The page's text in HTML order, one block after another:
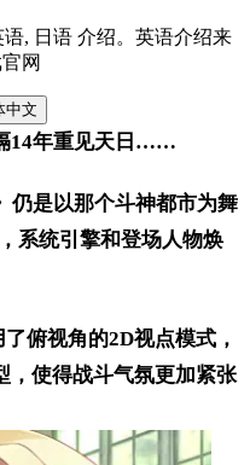
语, 日语 介绍。英语介绍来
网
中文
14年重见天日……
仍是以那个斗神都市为舞
系统引擎和登场人物焕
俯视角的2D视点模式，
，使得战斗气氛更加紧张